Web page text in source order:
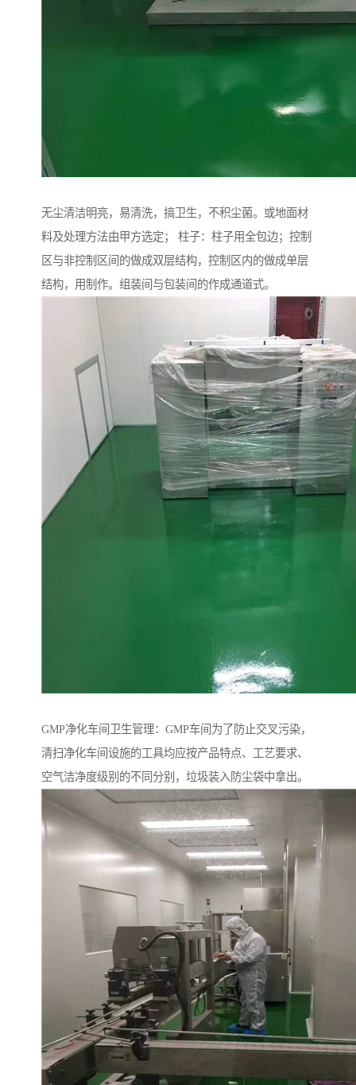
无尘清洁明亮，易清洗，搞卫生，不积尘菌。或地面材
料及处理方法由甲方选定； 柱子：柱子用全包边；控制
区与非控制区间的做成双层结构，控制区内的做成单层
结构，用制作。组装间与包装间的作成通道式。
GMP净化车间卫生管理：GMP车间为了防止交叉污染，
清扫净化车间设施的工具均应按产品特点、工艺要求、
空气洁净度级别的不同分别，垃圾装入防尘袋中拿出。